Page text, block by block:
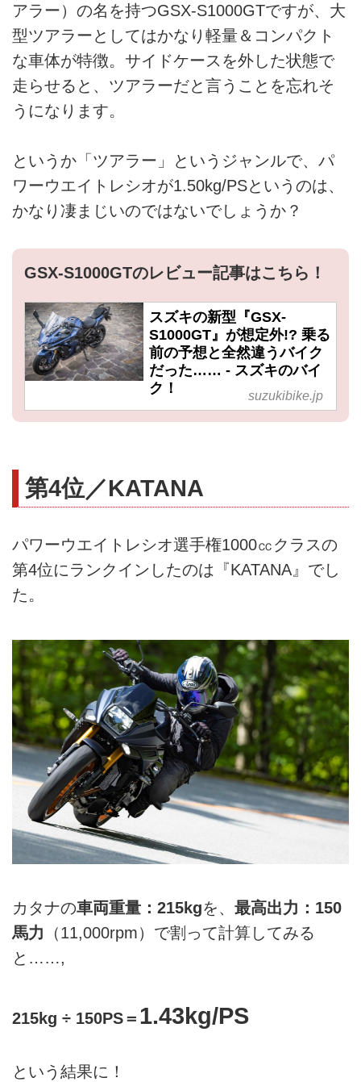
アラー）の名を持つGSX-S1000GTですが、大
型ツアラーとしてはかなり軽量＆コンパクト
な車体が特徴。サイドケースを外した状態で
走らせると、ツアラーだと言うことを忘れそ
うになります。
というか「ツアラー」というジャンルで、パ
ワーウエイトレシオが1.50kg/PSというのは、
かなり凄まじいのではないでしょうか？
GSX-S1000GTのレビュー記事はこちら！
スズキの新型『GSX-
S1000GT』が想定外!? 乗る
前の予想と全然違うバイク
だった…… - スズキのバイ
ク！
suzukibike.jp
第4位／KATANA
パワーウエイトレシオ選手権1000㏄クラスの
第4位にランクインしたのは『KATANA』でし
た。
カタナの車両重量：215kgを、 最高出力：150
馬力 （11,000rpm）で割って計算してみる
と……,
215kg ÷ 150PS＝ 1.43kg/PS
という結果に！